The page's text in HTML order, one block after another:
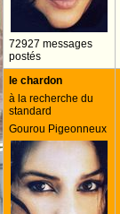
72927 messages
postés
le chardon
à la recherche du
standard
Gourou Pigeonneux